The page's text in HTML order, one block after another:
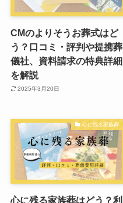
CMのよりそうお葬式はど
う？口コミ・評判や提携葬
儀社、資料請求の特典詳細
を解説
2025年3月20日
心に残る家族葬
心に残る家族葬はどう？利